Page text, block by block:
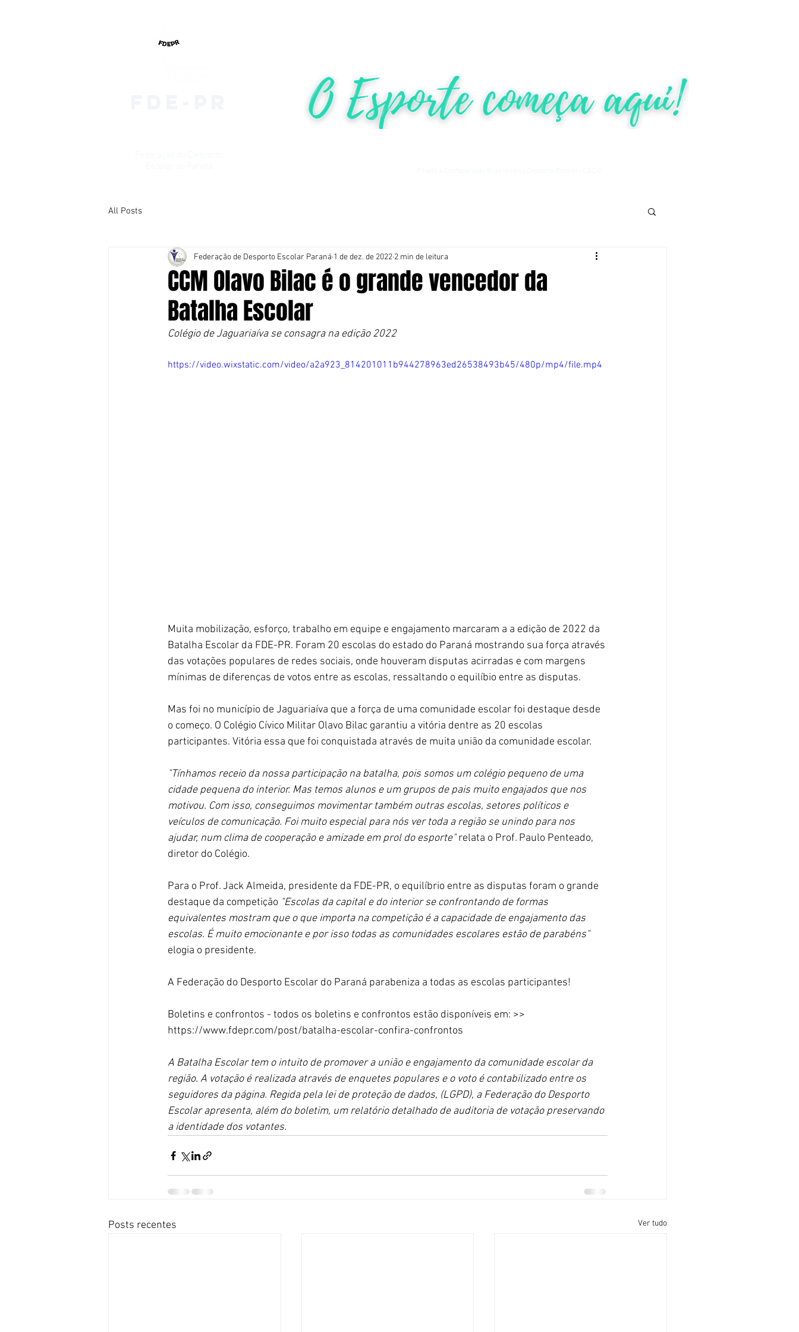
All Posts
CCM Olavo Bilac é o grande vencedor da
Batalha Escolar
Federação de Desporto Escolar Paraná 1 de dez. de 2022 2 min de leitura
Colégio de Jaguariaíva se consagra na edição 2022
https://video.wixstatic.com/video/a2a923_814201011b944278963ed26538493b45/480p/mp4/file.mp4
Muita mobilização, esforço, trabalho em equipe e engajamento marcaram a a edição de 2022 da
Batalha Escolar da FDE-PR. Foram 20 escolas do estado do Paraná mostrando sua força através
das votações populares de redes sociais, onde houveram disputas acirradas e com margens
mínimas de diferenças de votos entre as escolas, ressaltando o equilíbio entre as disputas.
Mas foi no município de Jaguariaíva que a força de uma comunidade escolar foi destaque desde
o começo. O Colégio Cívico Militar Olavo Bilac garantiu a vitória dentre as 20 escolas
participantes. Vitória essa que foi conquistada através de muita união da comunidade escolar.
"Tínhamos receio da nossa participação na batalha, pois somos um colégio pequeno de uma
cidade pequena do interior. Mas temos alunos e um grupos de pais muito engajados que nos
motivou. Com isso, conseguimos movimentar também outras escolas, setores políticos e
veículos de comunicação. Foi muito especial para nós ver toda a região se unindo para nos
ajudar, num clima de cooperação e amizade em prol do esporte" relata o Prof. Paulo Penteado,
diretor do Colégio.
Para o Prof. Jack Almeida, presidente da FDE-PR, o equilíbrio entre as disputas foram o grande
destaque da competição "Escolas da capital e do interior se confrontando de formas
equivalentes mostram que o que importa na competição é a capacidade de engajamento das
escolas. É muito emocionante e por isso todas as comunidades escolares estão de parabéns"
elogia o presidente.
A Federação do Desporto Escolar do Paraná parabeniza a todas as escolas participantes!
Boletins e confrontos - todos os boletins e confrontos estão disponíveis em: >>
https://www.fdepr.com/post/batalha-escolar-confira-confrontos
A Batalha Escolar tem o intuito de promover a união e engajamento da comunidade escolar da
região. A votação é realizada através de enquetes populares e o voto é contabilizado entre os
seguidores da página. Regida pela lei de proteção de dados, (LGPD), a Federação do Desporto
Escolar apresenta, além do boletim, um relatório detalhado de auditoria de votação preservando
a identidade dos votantes.
Posts recentes Ver tudo